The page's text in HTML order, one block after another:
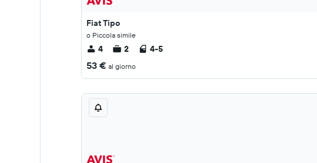
Fiat Tipo
o Piccola simile
4 2 4-5
53 € al giorno